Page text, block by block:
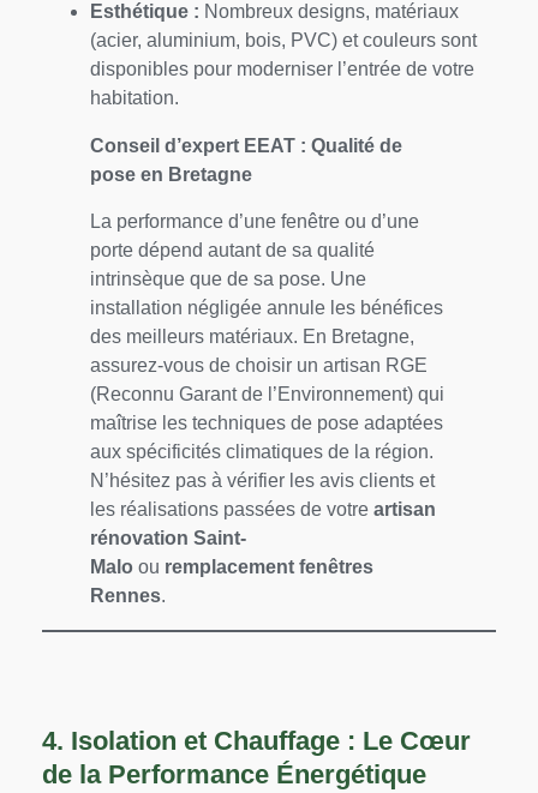
Esthétique : Nombreux designs, matériaux
(acier, aluminium, bois, PVC) et couleurs sont
disponibles pour moderniser l’entrée de votre
habitation.
Conseil d’expert EEAT : Qualité de
pose en Bretagne
La performance d’une fenêtre ou d’une
porte dépend autant de sa qualité
intrinsèque que de sa pose. Une
installation négligée annule les bénéfices
des meilleurs matériaux. En Bretagne,
assurez-vous de choisir un artisan RGE
(Reconnu Garant de l’Environnement) qui
maîtrise les techniques de pose adaptées
aux spécificités climatiques de la région.
N’hésitez pas à vérifier les avis clients et
les réalisations passées de votre artisan
rénovation Saint-
Malo ou remplacement fenêtres
Rennes.
4. Isolation et Chauffage : Le Cœur
de la Performance Énergétique